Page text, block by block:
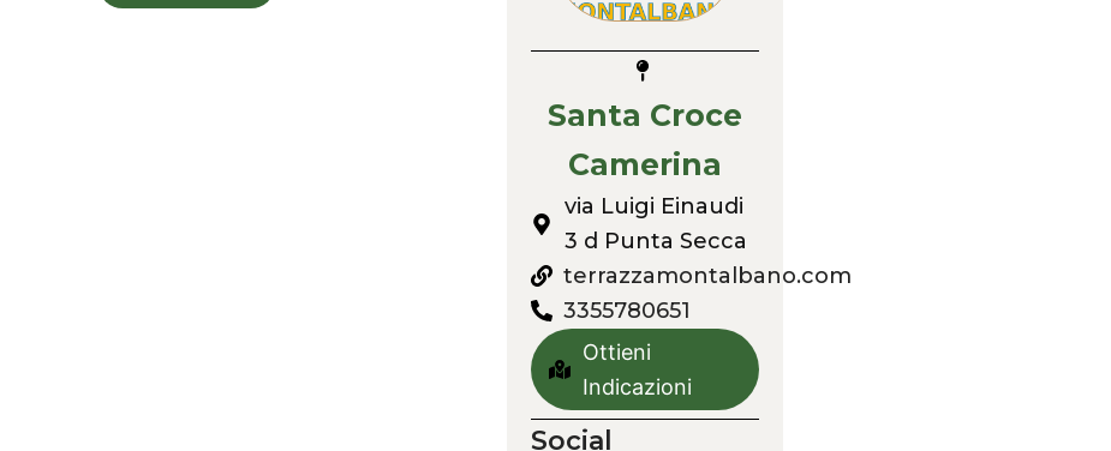
Santa Croce
Camerina
via Luigi Einaudi
3 d Punta Secca
terrazzamontalbano.com
3355780651
Ottieni
Indicazioni
Social